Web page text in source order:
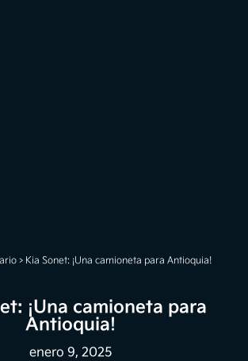
> Kia Sonet: ¡Una camioneta para Antioquia!
¡Una camioneta para
Antioquia!
enero 9, 2025